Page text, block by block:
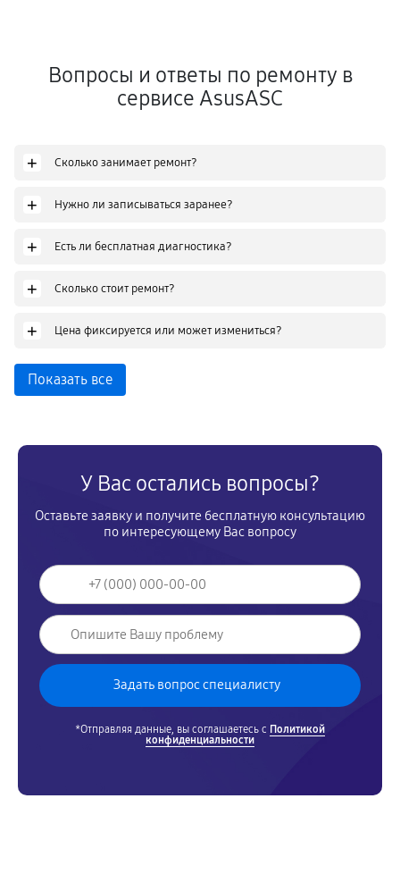
Вопросы и ответы по ремонту в
сервисе AsusASC
+ Сколько занимает ремонт?
+ Нужно ли записываться заранее?
+ Есть ли бесплатная диагностика?
+ Сколько стоит ремонт?
+ Цена фиксируется или может измениться?
Показать все
У Вас остались вопросы?
Оставьте заявку и получите бесплатную консультацию
по интересующему Вас вопросу
*Отправляя данные, вы соглашаетесь с Политикой
конфиденциальности